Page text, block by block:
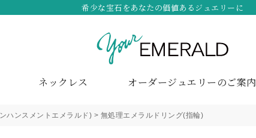
ネックレス オーダージュエリーのご案内
希少な宝石をあなたの価値あるジュエリーに
ハンスメントエメラルド) 無処理エメラルドリング(指輪)